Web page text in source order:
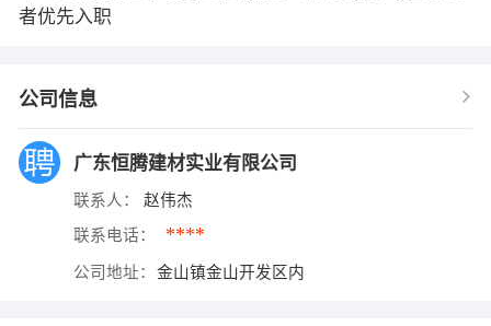
者优先入职
公司信息
广东恒腾建材实业有限公司
联系人： 赵伟杰
联系电话： ****
公司地址： 金山镇金山开发区内